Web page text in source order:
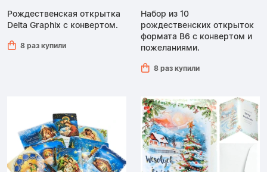
Рождественская открытка
Delta Graphix с конвертом.
8 раз купили
Набор из 10
рождественских открыток
формата B6 с конвертом и
пожеланиями.
8 раз купили